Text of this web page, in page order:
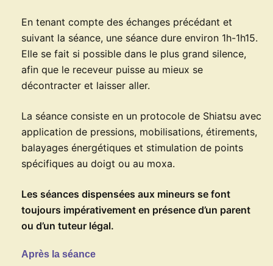
En tenant compte des échanges précédant et
suivant la séance, une séance dure environ 1h-1h15.
Elle se fait si possible dans le plus grand silence,
afin que le receveur puisse au mieux se
décontracter et laisser aller.
La séance consiste en un protocole de Shiatsu avec
application de pressions, mobilisations, étirements,
balayages énergétiques et stimulation de points
spécifiques au doigt ou au moxa.
Les séances dispensées aux mineurs se font
toujours impérativement en présence d’un parent
ou d’un tuteur légal.
Après la séance